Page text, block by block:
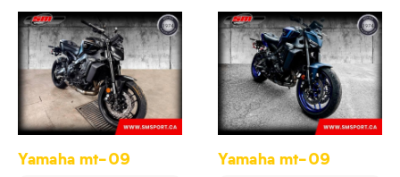
Yamaha mt-09 Yamaha mt-09